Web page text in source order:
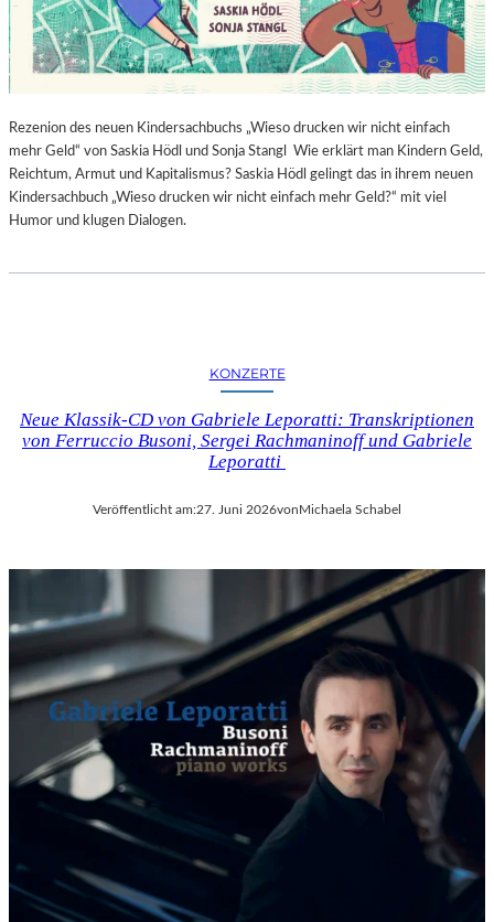
Rezenion des neuen Kindersachbuchs „Wieso drucken wir nicht einfach
mehr Geld“ von Saskia Hödl und Sonja Stangl Wie erklärt man Kindern Geld,
Reichtum, Armut und Kapitalismus? Saskia Hödl gelingt das in ihrem neuen
Kindersachbuch „Wieso drucken wir nicht einfach mehr Geld?“ mit viel
Humor und klugen Dialogen.
KONZERTE
Neue Klassik-CD von Gabriele Leporatti: Transkriptionen
von Ferruccio Busoni, Sergei Rachmaninoff und Gabriele
Leporatti
Veröffentlicht am:27. Juni 2026vonMichaela Schabel